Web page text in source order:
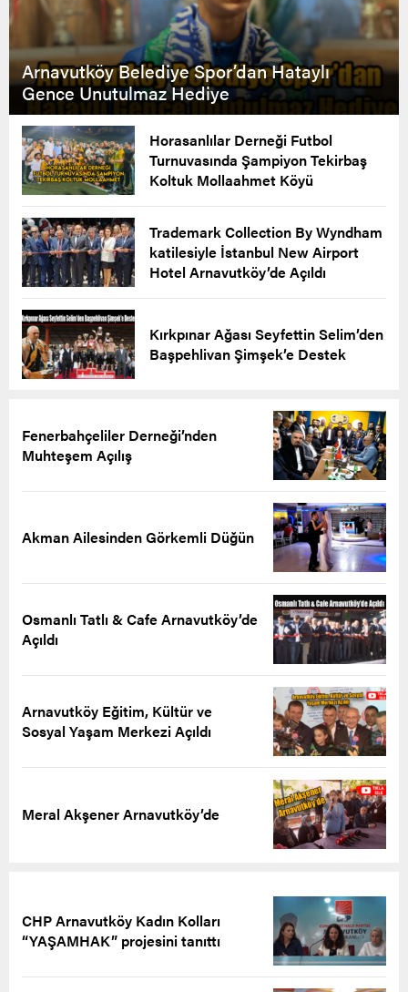
Arnavutköy Belediye Spor’dan Hataylı
Gence Unutulmaz Hediye
Horasanlılar Derneği Futbol
Turnuvasında Şampiyon Tekirbaş
Koltuk Mollaahmet Köyü
Trademark Collection By Wyndham
katilesiyle İstanbul New Airport
Hotel Arnavutköy’de Açıldı
Kırkpınar Ağası Seyfettin Selim’den
Başpehlivan Şimşek’e Destek
Fenerbahçeliler Derneği’nden
Muhteşem Açılış
Akman Ailesinden Görkemli Düğün
Osmanlı Tatlı & Cafe Arnavutköy’de
Açıldı
Arnavutköy Eğitim, Kültür ve
Sosyal Yaşam Merkezi Açıldı
Meral Akşener Arnavutköy’de
CHP Arnavutköy Kadın Kolları
“YAŞAMHAK” projesini tanıttı